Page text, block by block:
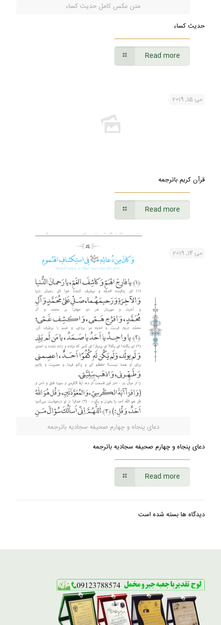
متن عکس کامل حدیث کساء
حدیث کساء
Read more
می 15, 2019
قرآن کریم باترجمه
Read more
دعای پنجاه و چهارم صحیفه سجادیه باترجمه
می 14, 2019
دعای پنجاه و چهارم صحیفه سجادیه باترجمه
Read more
دیدگاه ها بسته شده است